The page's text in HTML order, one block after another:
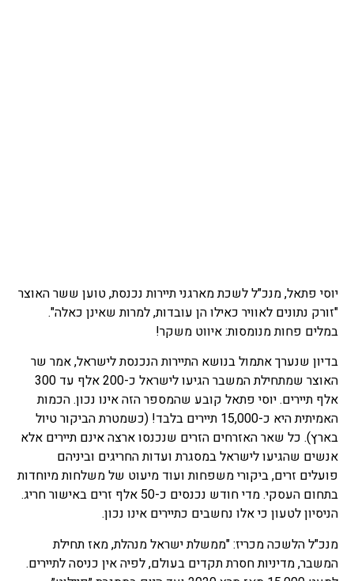
יוסי פתאל, מנכ"ל לשכת מארגני תיירות נכנסת, טוען ששר האוצר
"זורק נתונים לאוויר כאילו הן עובדות, למרות שאינן כאלה".
במלים פחות מנומסות: איווט משקר!
בדיון שנערך אתמול בנושא התיירות הנכנסת לישראל, אמר שר
האוצר שמתחילת המשבר הגיעו לישראל כ-200 אלף עד 300
אלף תיירים. יוסי פתאל קובע שהמספר הזה אינו נכון. הכמות
האמיתית היא כ-15,000 תיירים בלבד! (כשמטרת הביקור טיול
בארץ). כל שאר האזרחים הזרים שנכנסו ארצה אינם תיירים אלא
אנשים שהגיעו לישראל במסגרת ועדות החריגים וביניהם
פועלים זרים, ביקורי משפחות ועוד מיעוט של משלחות מיוחדות
בתחום העסקי. מדי חודש נכנסים כ-50 אלף זרים באישור חריג.
הניסיון לטעון כי אלו נחשבים כתיירים אינו נכון.
מנכ"ל הלשכה מכריז: "ממשלת ישראל מנהלת, מאז תחילת
המשבר, מדיניות חסרת תקדים בעולם, לפיה אין כניסה לתיירים.